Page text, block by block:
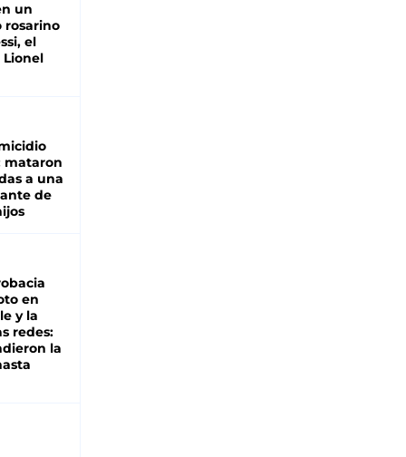
un
rosarino
el
Lionel
mataron
a una
de
en
y la
redes:
la